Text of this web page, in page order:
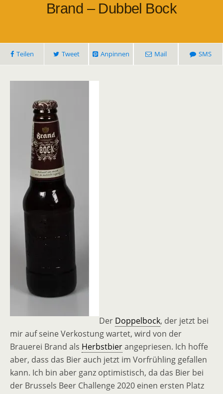
Brand – Dubbel Bock
Teilen Tweet Anpinnen Mail SMS
Der Doppelbock, der jetzt bei
mir auf seine Verkostung wartet, wird von der
Brauerei Brand als Herbstbierangepriesen. Ich hoffe
aber, dass das Bier auch jetzt im Vorfrühling gefallen
kann. Ich bin aber ganz optimistisch, da das Bier bei
der Brussels Beer Challenge 2020 einen ersten Platz